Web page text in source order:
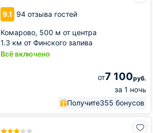
9.1 94 отзыва гостей
Комарово, 500 м от центра
1.3 км от Финского залива
Всё включено
от7 100руб.
за 1 ночь
Получите355 бонусов